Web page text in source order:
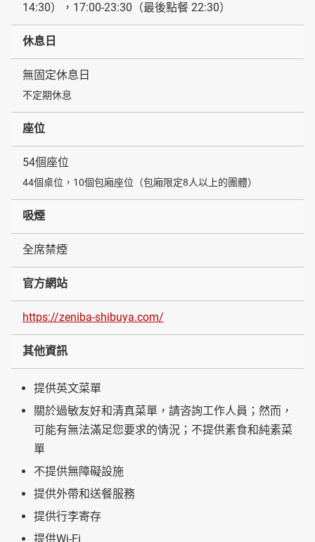
14:30），17:00-23:30（最後點餐 22:30）
休息日
無固定休息日
不定期休息
座位
54個座位
44個桌位，10個包廂座位（包廂限定8人以上的團體）
吸煙
全席禁煙
官方網站
https://zeniba-shibuya.com/
其他資訊
提供英文菜單
關於過敏友好和清真菜單，請咨詢工作人員；然而，
可能有無法滿足您要求的情況；不提供素食和純素菜
單
不提供無障礙設施
提供外帶和送餐服務
提供行李寄存
提供Wi-Fi